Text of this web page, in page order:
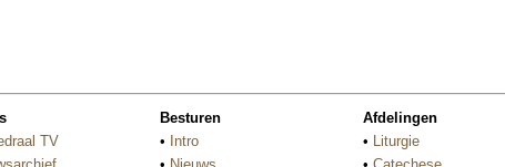
TV
Besturen
• Intro
Afdelingen
• Liturgie